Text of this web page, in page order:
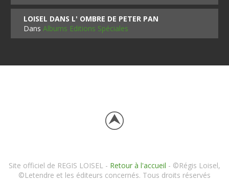
LOISEL DANS L' OMBRE DE PETER PAN
DansAlbums Editions Spéciales
Site officiel de REGIS LOISEL - Retour à l'accueil - ©Régis Loisel,
©Letendre et les éditeurs concernés. Tous droits réservés